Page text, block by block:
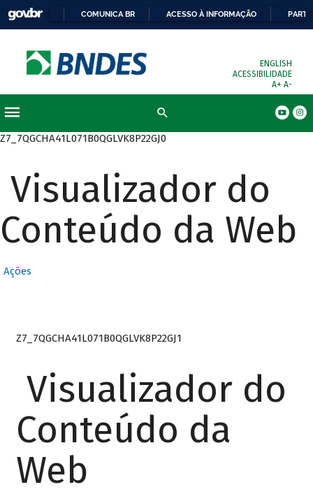
COMUNICA BR ACESSO À INFORMAÇÃO
ENGLISH
ACESSIBILIDADE
A+ A-
Z7_7QGCHA41L071B0QGLVK8P22GJ0
Visualizador do
Conteúdo da Web
Ações
Z7_7QGCHA41L071B0QGLVK8P22GJ1
Visualizador do
Conteúdo da
Web